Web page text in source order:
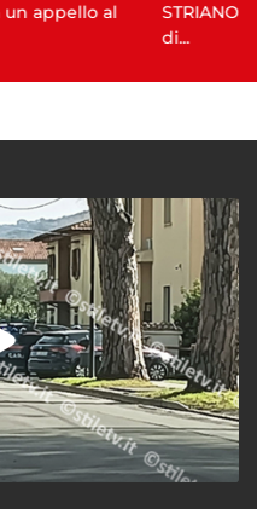
STRIANO. Nella decorsa